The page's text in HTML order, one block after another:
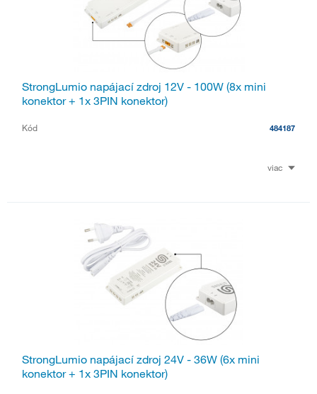
StrongLumio napájací zdroj 12V - 100W (8x mini
konektor + 1x 3PIN konektor)
Kód 484187
viac
StrongLumio napájací zdroj 24V - 36W (6x mini
konektor + 1x 3PIN konektor)